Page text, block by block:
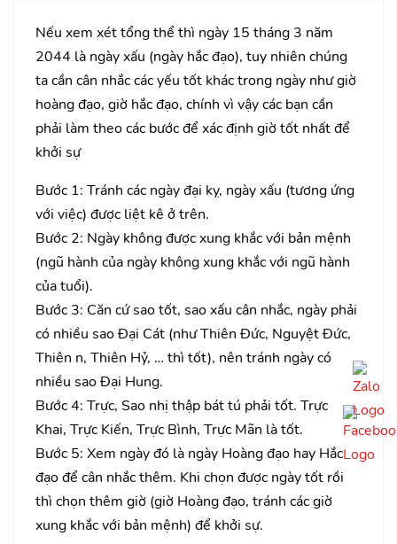
Nếu xem xét tổng thể thì ngày 15 tháng 3 năm
2044 là ngày xấu (ngày hắc đạo), tuy nhiên chúng
ta cần cân nhắc các yếu tốt khác trong ngày như giờ
hoàng đạo, giờ hắc đạo, chính vì vậy các bạn cần
phải làm theo các bước để xác định giờ tốt nhất để
khởi sự
Bước 1: Tránh các ngày đại kỵ, ngày xấu (tương ứng
với việc) được liệt kê ở trên.
Bước 2: Ngày không được xung khắc với bản mệnh
(ngũ hành của ngày không xung khắc với ngũ hành
của tuổi).
Bước 3: Căn cứ sao tốt, sao xấu cân nhắc, ngày phải
có nhiều sao Đại Cát (như Thiên Đức, Nguyệt Đức,
Thiên n, Thiên Hỷ, … thì tốt), nên tránh ngày có
nhiều sao Đại Hung.
Bước 4: Trực, Sao nhị thập bát tú phải tốt. Trực
Khai, Trực Kiến, Trực Bình, Trực Mãn là tốt.
Bước 5: Xem ngày đó là ngày Hoàng đạo hay Hắc
đạo để cân nhắc thêm. Khi chọn được ngày tốt rồi
thì chọn thêm giờ (giờ Hoàng đạo, tránh các giờ
xung khắc với bản mệnh) để khởi sự.